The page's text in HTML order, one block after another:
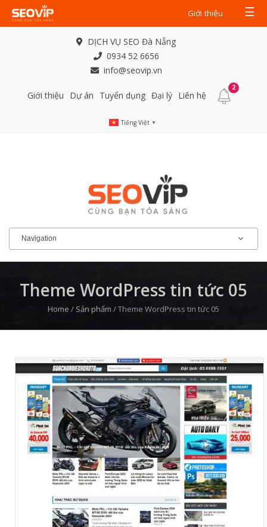
Giới thiệu ☰
DỊCH VỤ SEO Đà Nẵng
0934 52 6656
info@seovip.vn
Giới thiệu Dự án Tuyển dụng Đại lý Liên hệ
2
Tiếng Việt ▼
Theme WordPress tin tức 05
Home / Sản phẩm /Theme WordPress tin tức 05